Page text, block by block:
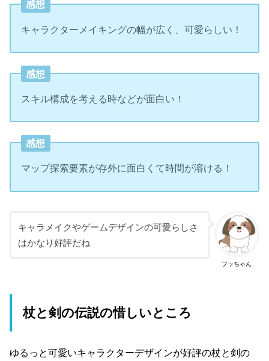
感想
キャラクターメイキングの幅が広く、可愛らしい！
感想
スキル構成を考える時などが面白い！
感想
マップ探索要素が存外に面白くて時間が溶ける！
フッちゃん
キャラメイクやゲームデザインの可愛らしさ
はかなり好評だね
杖と剣の伝説の惜しいところ
ゆるっと可愛いキャラクターデザインが好評の杖と剣の